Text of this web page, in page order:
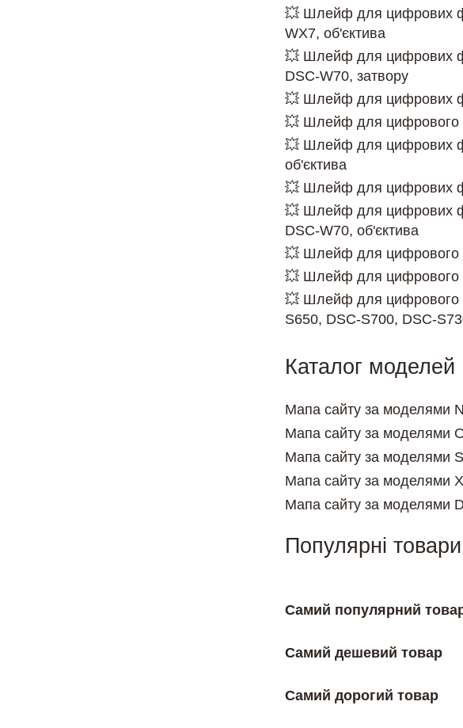
💥 Шлейф для цифрових
WX7, об'єктива
💥 Шлейф для цифрових
DSC-W70, затвору
💥 Шлейф для цифрових
💥 Шлейф для цифрового
💥 Шлейф для цифрових
об'єктива
💥 Шлейф для цифрових
💥 Шлейф для цифрових
DSC-W70, об'єктива
💥 Шлейф для цифрового
💥 Шлейф для цифрового
💥 Шлейф для цифрового
S650, DSC-S700, DSC-
Каталог моделей
Мапа сайту за моделями
Мапа сайту за моделями
Мапа сайту за моделями
Мапа сайту за моделями
Мапа сайту за моделями
Популярні товари
Самий популярний
Самий дешевий товар
Самий дорогий товар